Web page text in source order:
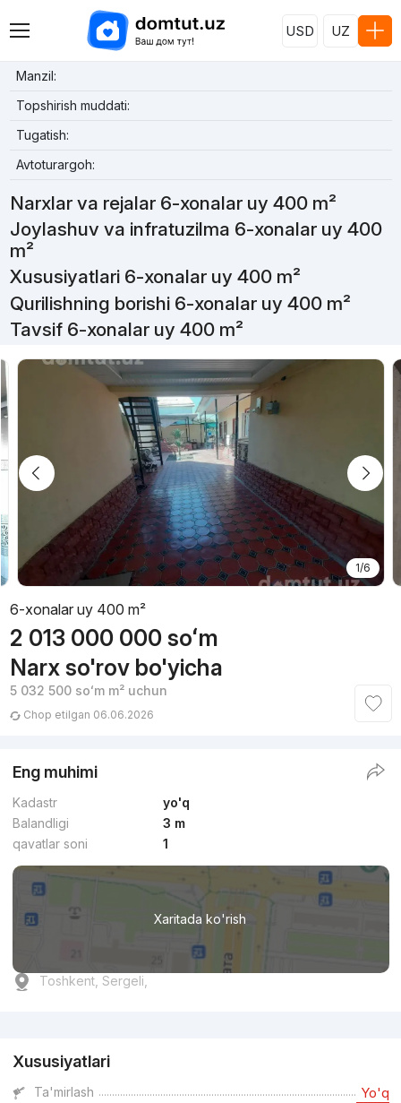
USD UZ
Manzil:
Topshirish muddati:
Tugatish:
Avtoturargoh:
Narxlar va rejalar 6-xonalar uy 400 m²
Joylashuv va infratuzilma 6-xonalar uy 400
m²
Xususiyatlari 6-xonalar uy 400 m²
Qurilishning borishi 6-xonalar uy 400 m²
Tavsif 6-xonalar uy 400 m²
1/6
6-xonalar uy 400 m²
2 013 000 000 soʻm
Narx so'rov bo'yicha
5 032 500 soʻmm² uchun
Chop etilgan 06.06.2026
Eng muhimi
Kadastr
yo'q
Balandligi
3 m
qavatlar soni
1
Xaritada ko'rish
Toshkent, Sergeli,
Xususiyatlari
Ta'mirlash Yo'q